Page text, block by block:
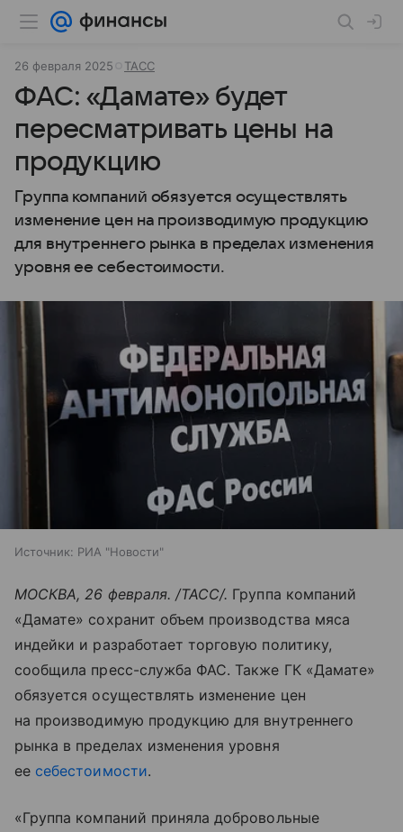
26 февраля 2025 ТАСС
ФАС: «Дамате» будет
пересматривать цены на
продукцию
Группа компаний обязуется осуществлять
изменение цен на производимую продукцию
для внутреннего рынка в пределах изменения
уровня ее себестоимости.
Источник: РИА "Новости"
МОСКВА, 26 февраля. /ТАСС/. Группа компаний
«Дамате» сохранит объем производства мяса
индейки и разработает торговую политику,
сообщила пресс-служба ФАС. Также ГК «Дамате»
обязуется осуществлять изменение цен
на производимую продукцию для внутреннего
рынка в пределах изменения уровня
ее себестоимости.
«Группа компаний приняла добровольные